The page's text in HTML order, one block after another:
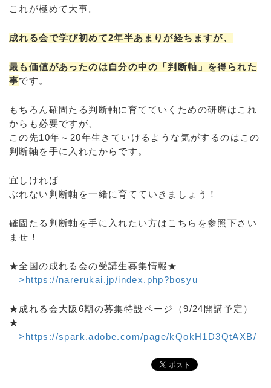
これが極めて大事。
成れる会で学び初めて2年半あまりが経ちますが、
最も価値があったのは自分の中の「判断軸」を得られた
事です。
もちろん確固たる判断軸に育てていくための研磨はこれ
からも必要ですが、
この先10年～20年生きていけるような気がするのはこの
判断軸を手に入れたからです。
宜しければ
ぶれない判断軸を一緒に育てていきましょう！
確固たる判断軸を手に入れたい方はこちらを参照下さい
ませ！
★全国の成れる会の受講生募集情報★
>https://narerukai.jp/index.php?bosyu
★成れる会大阪6期の募集特設ページ（9/24開講予定）
★
>https://spark.adobe.com/page/kQokH1D3QtAXB/